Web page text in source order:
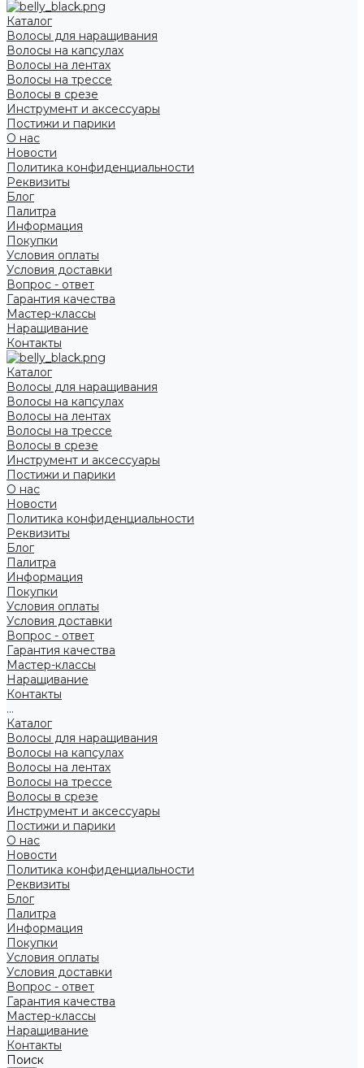
Каталог
Волосы для наращивания
Волосы на капсулах
Волосы на лентах
Волосы на трессе
Волосы в срезе
Инструмент и аксессуары
Постижи и парики
О нас
Новости
Политика конфиденциальности
Реквизиты
Блог
Палитра
Информация
Покупки
Условия оплаты
Условия доставки
Вопрос - ответ
Гарантия качества
Мастер-классы
Наращивание
Контакты
Каталог
Волосы для наращивания
Волосы на капсулах
Волосы на лентах
Волосы на трессе
Волосы в срезе
Инструмент и аксессуары
Постижи и парики
О нас
Новости
Политика конфиденциальности
Реквизиты
Блог
Палитра
Информация
Покупки
Условия оплаты
Условия доставки
Вопрос - ответ
Гарантия качества
Мастер-классы
Наращивание
Контакты
...
Каталог
Волосы для наращивания
Волосы на капсулах
Волосы на лентах
Волосы на трессе
Волосы в срезе
Инструмент и аксессуары
Постижи и парики
О нас
Новости
Политика конфиденциальности
Реквизиты
Блог
Палитра
Информация
Покупки
Условия оплаты
Условия доставки
Вопрос - ответ
Гарантия качества
Мастер-классы
Наращивание
Контакты
Поиск